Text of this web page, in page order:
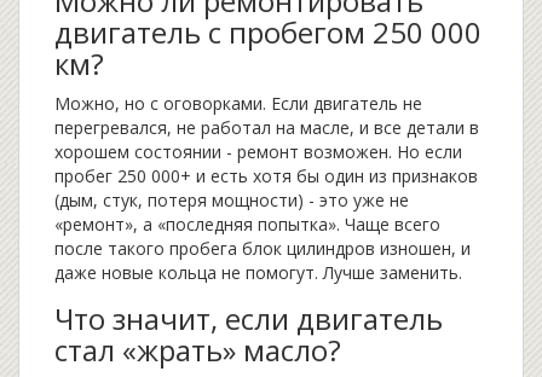
двигатель с пробегом 250 000
км?
Можно, но с оговорками. Если двигатель не
перегревался, не работал на масле, и все детали в
хорошем состоянии - ремонт возможен. Но если
пробег 250 000+ и есть хотя бы один из признаков
(дым, стук, потеря мощности) - это уже не
«ремонт», а «последняя попытка». Чаще всего
после такого пробега блок цилиндров изношен, и
даже новые кольца не помогут. Лучше заменить.
Что значит, если двигатель
стал «жрать» масло?